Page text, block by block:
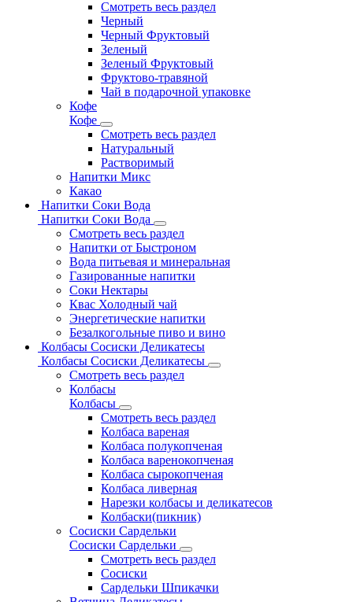
Смотреть весь раздел
Черный
Черный Фруктовый
Зеленый
Зеленый Фруктовый
Фруктово-травяной
Чай в подарочной упаковке
Кофе
Кофе
Смотреть весь раздел
Натуральный
Растворимый
Напитки Микс
Какао
Напитки Соки Вода
Напитки Соки Вода
Смотреть весь раздел
Напитки от Быстроном
Вода питьевая и минеральная
Газированные напитки
Соки Нектары
Квас Холодный чай
Энергетические напитки
Безалкогольные пиво и вино
Колбасы Сосиски Деликатесы
Колбасы Сосиски Деликатесы
Смотреть весь раздел
Колбасы
Колбасы
Смотреть весь раздел
Колбаса вареная
Колбаса полукопченая
Колбаса варенокопченая
Колбаса сырокопченая
Колбаса ливерная
Нарезки колбасы и деликатесов
Колбаски(пикник)
Сосиски Сардельки
Сосиски Сардельки
Смотреть весь раздел
Сосиски
Сардельки Шпикачки